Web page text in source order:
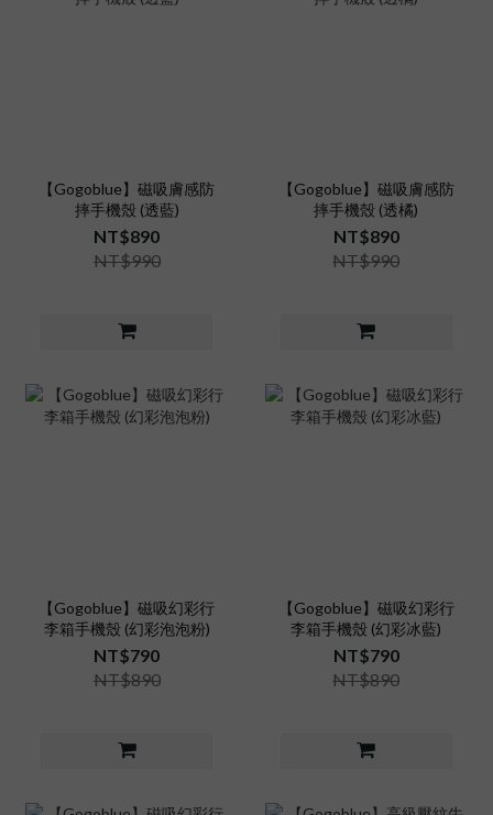
【Gogoblue】磁吸膚感防
摔手機殼 (透藍)
NT$890
NT$990
【Gogoblue】磁吸膚感防
摔手機殼 (透橘)
NT$890
NT$990
【Gogoblue】磁吸幻彩行
李箱手機殼 (幻彩泡泡粉)
NT$790
NT$890
【Gogoblue】磁吸幻彩行
李箱手機殼 (幻彩冰藍)
NT$790
NT$890